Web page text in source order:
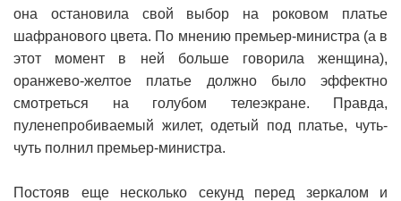
она остановила свой выбор на роковом платье
шафранового цвета. По мнению премьер-министра (а в
этот момент в ней больше говорила женщина),
оранжево-желтое платье должно было эффектно
смотреться на голубом телеэкране. Правда,
пуленепробиваемый жилет, одетый под платье, чуть-
чуть полнил премьер-министра.
Постояв еще несколько секунд перед зеркалом и